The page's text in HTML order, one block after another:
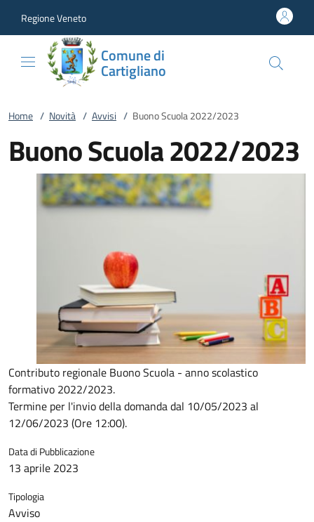
Regione Veneto
Comune di
Cartigliano
Home / Novità / Avvisi / Buono Scuola 2022/2023
Buono Scuola 2022/2023
Contributo regionale Buono Scuola - anno scolastico
formativo 2022/2023.
Termine per l'invio della domanda dal 10/05/2023 al
12/06/2023 (Ore 12:00).
Data di Pubblicazione
13 aprile 2023
Tipologia
Avviso